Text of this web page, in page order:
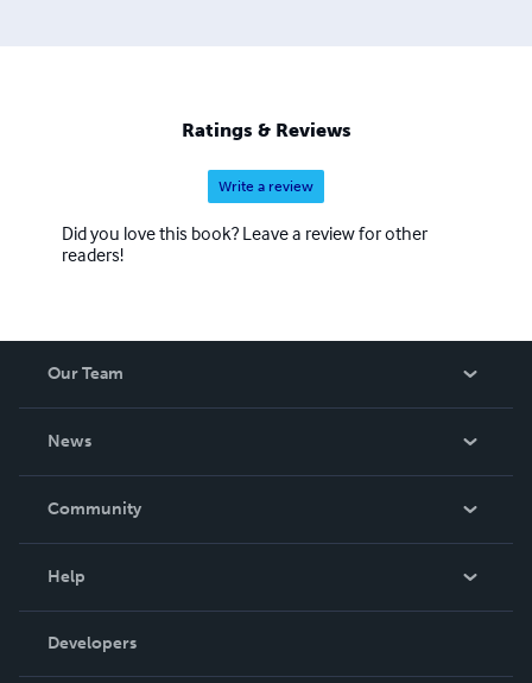
à 1000, 100 pages chacun, à suivre… Pour le public c’est
toujours un électrochoc, il entre comme en transe, se
sentant enfin vivre, exister.
Ratings & Reviews
Write a review
Did you love this book? Leave a review for other
readers!
Our Team
News
In The News
Community
Podcast
Help
Order Lookup
Knowledge Base
Developers